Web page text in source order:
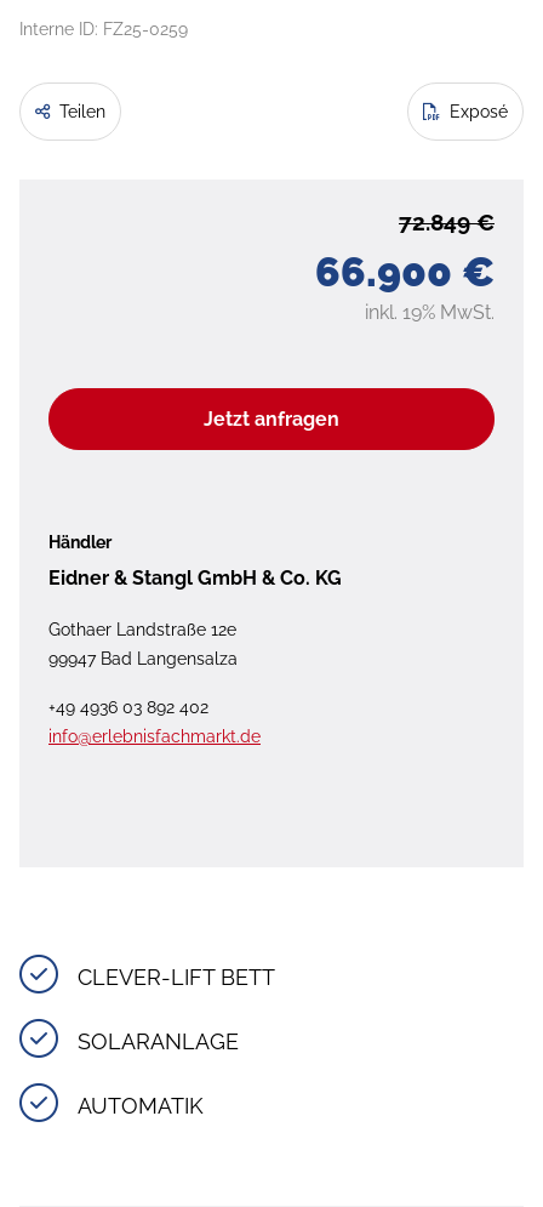
Interne ID: FZ25-0259
Teilen Exposé
66.900 €
72.849 €
inkl. 19% MwSt.
Jetzt anfragen
Händler
Eidner & Stangl GmbH & Co. KG
Gothaer Landstraße 12e
99947 Bad Langensalza
+49 4936 03 892 402
info@erlebnisfachmarkt.de
CLEVER-LIFT BETT
SOLARANLAGE
AUTOMATIK